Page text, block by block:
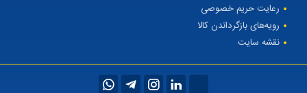
رعایت حریم خصوصی
رویه‌های بازگرداندن کالا
نقشه سایت